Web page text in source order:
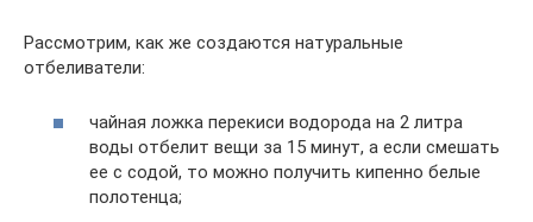
Рассмотрим, как же создаются натуральные
отбеливатели:
чайная ложка перекиси водорода на 2 литра
воды отбелит вещи за 15 минут, а если смешать
ее с содой, то можно получить кипенно белые
полотенца;